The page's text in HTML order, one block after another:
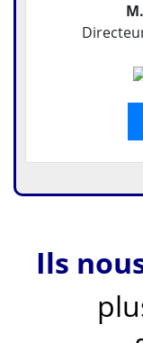
Ils